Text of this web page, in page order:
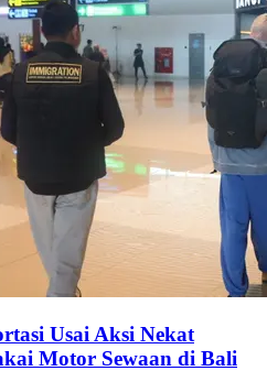
Usai Aksi Nekat
Motor Sewaan di Bali